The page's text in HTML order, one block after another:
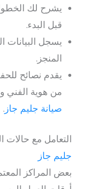
يشرح لك
قبل البدء.
يسجل البيانات
المنجز.
يقدم نصائح
من هوية الفني
صيانة جليم جاز.
التعامل مع حالات
جليم جاز
بعض المراكز